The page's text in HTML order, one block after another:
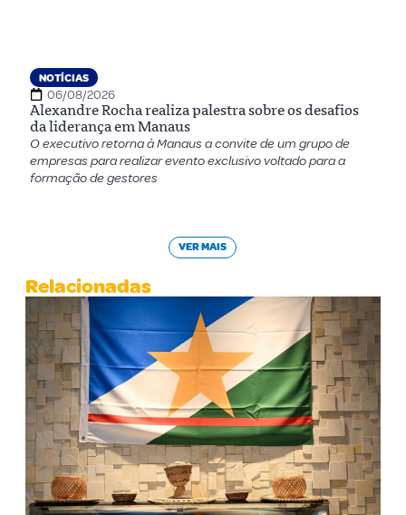
NOTÍCIAS
06/08/2026
Alexandre Rocha realiza palestra sobre os desafios
da liderança em Manaus
O executivo retorna à Manaus a convite de um grupo de
empresas para realizar evento exclusivo voltado para a
formação de gestores
VER MAIS
Relacionadas